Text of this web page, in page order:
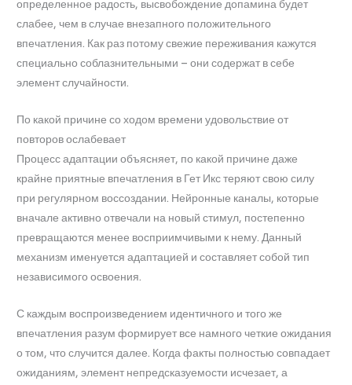
определенное радость, высвобождение допамина будет
слабее, чем в случае внезапного положительного
впечатления. Как раз потому свежие переживания кажутся
специально соблазнительными – они содержат в себе
элемент случайности.
По какой причине со ходом времени удовольствие от
повторов ослабевает
Процесс адаптации объясняет, по какой причине даже
крайне приятные впечатления в Гет Икс теряют свою силу
при регулярном воссоздании. Нейронные каналы, которые
вначале активно отвечали на новый стимул, постепенно
превращаются менее восприимчивыми к нему. Данный
механизм именуется адаптацией и составляет собой тип
независимого освоения.
С каждым воспроизведением идентичного и того же
впечатления разум формирует все намного четкие ожидания
о том, что случится далее. Когда факты полностью совпадает
ожиданиям, элемент непредсказуемости исчезает, а